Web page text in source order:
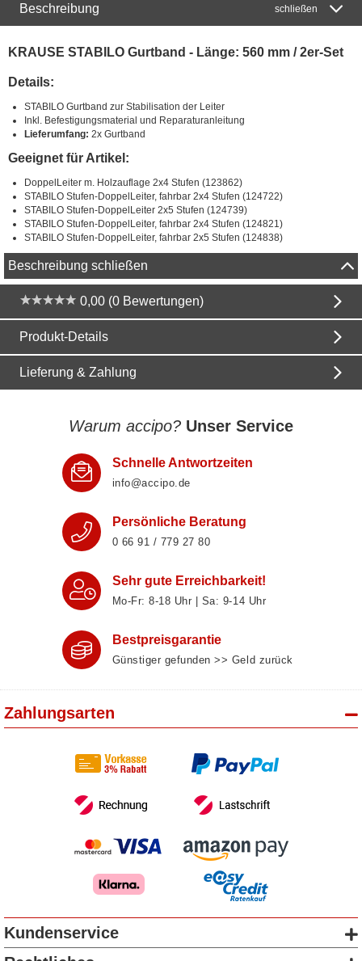
Beschreibung schließen
KRAUSE STABILO Gurtband - Länge: 560 mm / 2er-Set
Details:
STABILO Gurtband zur Stabilisation der Leiter
Inkl. Befestigungsmaterial und Reparaturanleitung
Lieferumfang: 2x Gurtband
Geeignet für Artikel:
DoppelLeiter m. Holzauflage 2x4 Stufen (123862)
STABILO Stufen-DoppelLeiter, fahrbar 2x4 Stufen (124722)
STABILO Stufen-DoppelLeiter 2x5 Stufen (124739)
STABILO Stufen-DoppelLeiter, fahrbar 2x4 Stufen (124821)
STABILO Stufen-DoppelLeiter, fahrbar 2x5 Stufen (124838)
Beschreibung schließen
0,00 (0 Bewertungen)
Produkt-Details
Lieferung & Zahlung
Warum accipo? Unser Service
Schnelle Antwortzeiten
info@accipo.de
Persönliche Beratung
0 66 91 / 779 27 80
Sehr gute Erreichbarkeit!
Mo-Fr: 8‑18 Uhr | Sa: 9‑14 Uhr
Bestpreisgarantie
Günstiger gefunden >> Geld zurück
Zahlungsarten
Kundenservice